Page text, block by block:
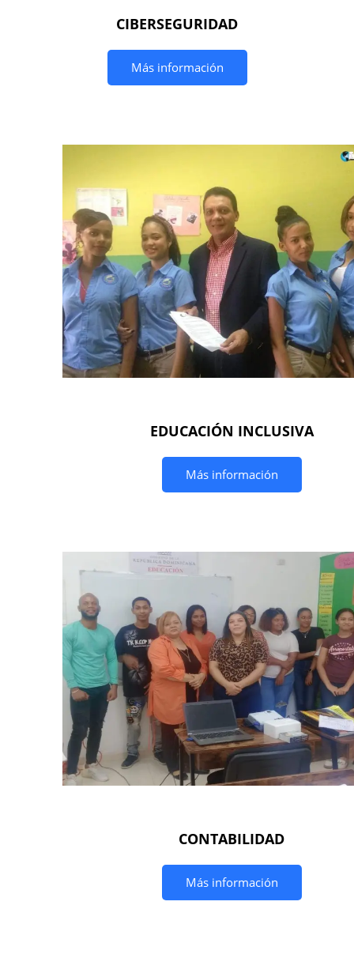
CIBERSEGURIDAD
Más información
EDUCACIÓN INCLUSIVA
Más información
CONTABILIDAD
Más información